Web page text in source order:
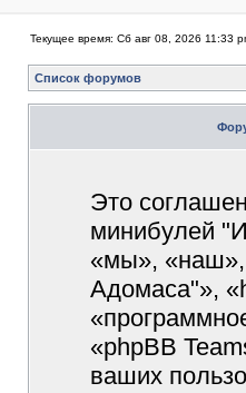
Текущее время: Сб авг 08, 2026 11:33
Список форумов
Это
минибулей
«мы», «наш»,
Адомаса"»,
«phpBB
ваших